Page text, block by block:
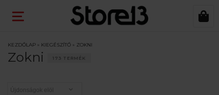
KEZDŐLAP » KIEGÉSZÍTŐ » ZOKNI
Zokni 173 TERMÉK